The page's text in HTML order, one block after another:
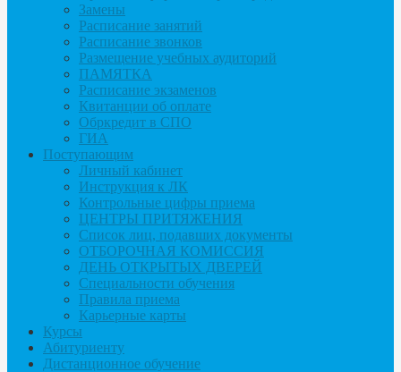
Замены
Расписание занятий
Расписание звонков
Размещение учебных аудиторий
ПАМЯТКА
Расписание экзаменов
Квитанции об оплате
Обркредит в СПО
ГИА
Поступающим
Личный кабинет
Инструкция к ЛК
Контрольные цифры приема
ЦЕНТРЫ ПРИТЯЖЕНИЯ
Список лиц, подавших документы
ОТБОРОЧНАЯ КОМИССИЯ
ДЕНЬ ОТКРЫТЫХ ДВЕРЕЙ
Специальности обучения
Правила приема
Карьерные карты
Курсы
Абитуриенту
Дистанционное обучение